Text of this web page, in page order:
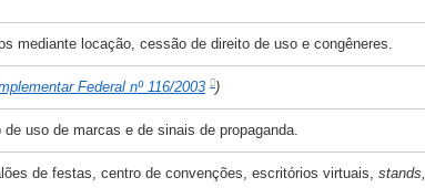
mediante locação, cessão de direito de uso e congêneres.
Federal nº 116/2003 )
de uso de marcas e de sinais de propaganda.
de festas, centro de convenções, escritórios virtuais, stands,